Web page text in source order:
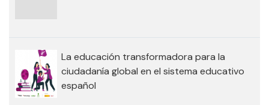
La educación transformadora para la
ciudadanía global en el sistema educativo
español